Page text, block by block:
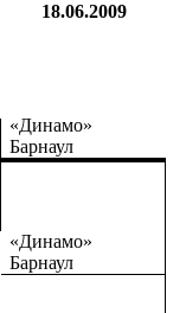
18.06.2009
«Динамо»
Барнаул
«Динамо»
Барнаул